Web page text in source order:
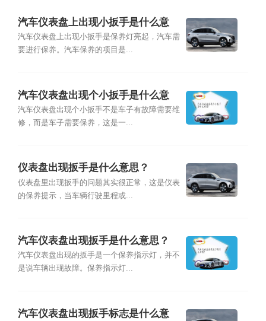
汽车仪表盘上出现小扳手是什么意
思？
汽车仪表盘上出现小扳手是保养灯亮起，汽车需
要进行保养。汽车保养的项目是...
汽车仪表盘出现个小扳手是什么意
思？
汽车仪表盘出现个小扳手不是车子有故障需要维
修，而是车子需要保养，这是一...
仪表盘出现扳手是什么意思？
仪表盘里出现扳手的问题其实很正常，这是仪表
的保养提示，当车辆行驶里程或...
汽车仪表盘出现扳手是什么意思？
汽车仪表盘出现的扳手是一个保养指示灯，并不
是说车辆出现故障。保养指示灯...
汽车仪表盘出现扳手标志是什么意